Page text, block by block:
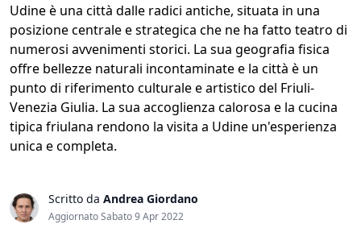
Udine è una città dalle radici antiche, situata in una
posizione centrale e strategica che ne ha fatto teatro di
numerosi avvenimenti storici. La sua geografia fisica
offre bellezze naturali incontaminate e la città è un
punto di riferimento culturale e artistico del Friuli-
Venezia Giulia. La sua accoglienza calorosa e la cucina
tipica friulana rendono la visita a Udine un'esperienza
unica e completa.
Scritto da Andrea Giordano
Aggiornato Sabato 9 Apr 2022